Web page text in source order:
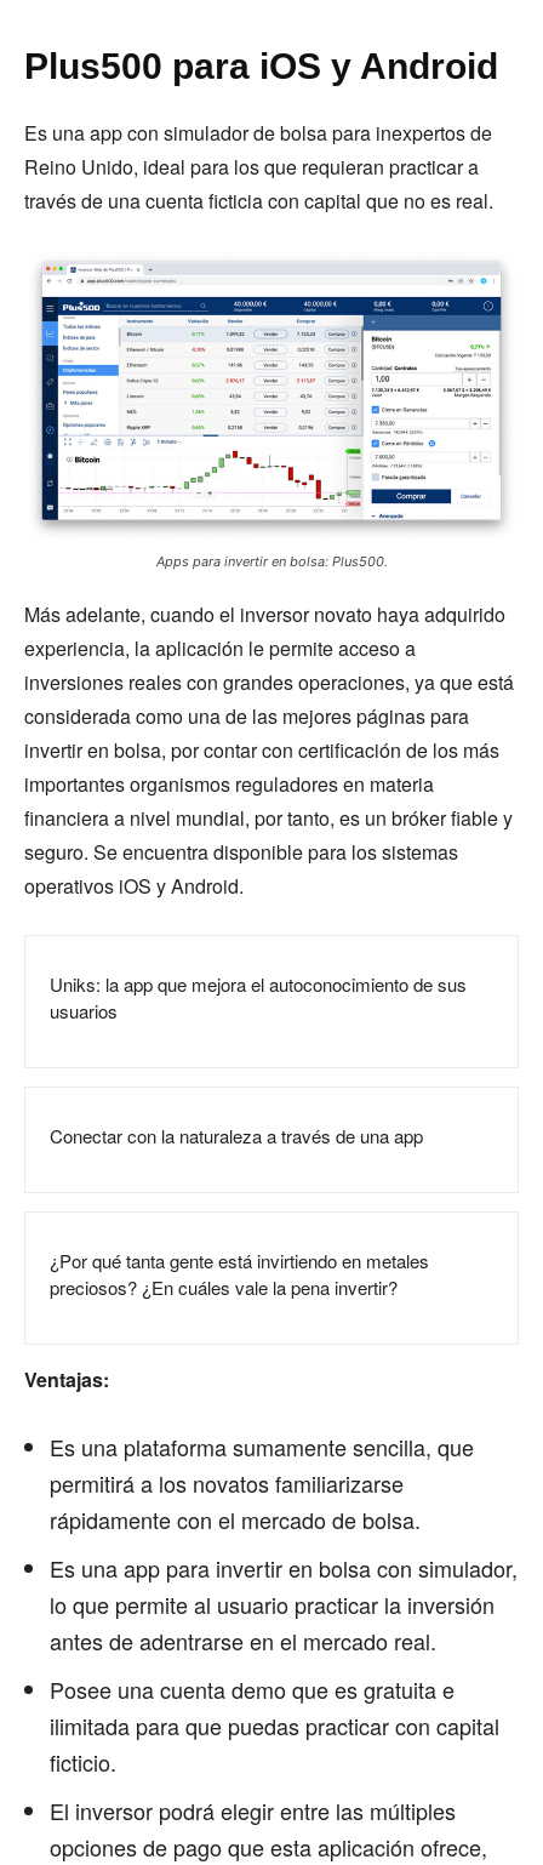
Plus500 para iOS y Android
Es una app con simulador de bolsa para inexpertos de
Reino Unido, ideal para los que requieran practicar a
través de una cuenta ficticia con capital que no es real.
Apps para invertir en bolsa: Plus500.
Más adelante, cuando el inversor novato haya adquirido
experiencia, la aplicación le permite acceso a
inversiones reales con grandes operaciones, ya que está
considerada como una de las mejores páginas para
invertir en bolsa, por contar con certificación de los más
importantes organismos reguladores en materia
financiera a nivel mundial, por tanto, es un bróker fiable y
seguro. Se encuentra disponible para los sistemas
operativos iOS y Android.
Uniks: la app que mejora el autoconocimiento de sus
usuarios
Conectar con la naturaleza a través de una app
¿Por qué tanta gente está invirtiendo en metales
preciosos? ¿En cuáles vale la pena invertir?
Ventajas:
Es una plataforma sumamente sencilla, que
permitirá a los novatos familiarizarse
rápidamente con el mercado de bolsa.
Es una app para invertir en bolsa con simulador,
lo que permite al usuario practicar la inversión
antes de adentrarse en el mercado real.
Posee una cuenta demo que es gratuita e
ilimitada para que puedas practicar con capital
ficticio.
El inversor podrá elegir entre las múltiples
opciones de pago que esta aplicación ofrece,